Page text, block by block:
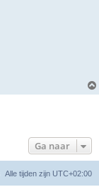
Ga naar
Alle tijden zijn UTC+02:00